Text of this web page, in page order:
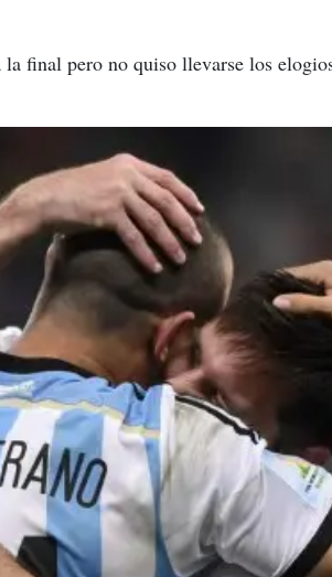
final pero no quiso llevarse los